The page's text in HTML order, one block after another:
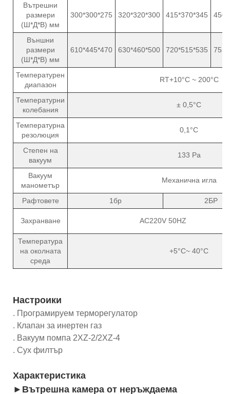
Вътрешни
размери
(Ш*Д*В) мм
300*300*275 320*320*300 415*370*345
Външни
размери
(Ш*Д*В) мм
610*445*470 630*460*500 720*515*535
Температурен
диапазон
RT+10°C ~ 200°C
Температурни
колебания
± 0,5°C
Температурна
резолюция
0,1°C
Степен на
вакуум
133 Pa
Вакуум
манометър
Механична игла
Рафтовете 1бр 2БР
Захранване AC220V 50HZ
Температура
на околната
среда
+5°C~ 40°C
Настроики
. Програмируем терморегулатор
. Клапан за инертен газ
. Вакуум помпа 2XZ-2/2XZ-4
. Сух филтър
Характеристика
►Вътрешна камера от неръждаема